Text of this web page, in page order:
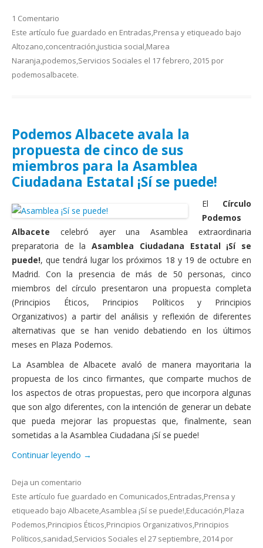
1 Comentario
Este artículo fue guardado en Entradas,Prensa y etiqueado bajo
Altozano,concentración,justicia social,Marea
Naranja,podemos,Servicios Sociales el 17 febrero, 2015 por
podemosalbacete.
Podemos Albacete avala la
propuesta de cinco de sus
miembros para la Asamblea
Ciudadana Estatal ¡Sí se puede!
El Círculo
Podemos
Albacete celebró ayer una Asamblea extraordinaria
preparatoria de laAsamblea Ciudadana Estatal ¡Sí se
puede!, que tendrá lugar los próximos 18 y 19 de octubre en
Madrid. Con la presencia de más de 50 personas, cinco
miembros del círculo presentaron una propuesta completa
(Principios Éticos, Principios Políticos y Principios
Organizativos) a partir del análisis y reflexión de diferentes
alternativas que se han venido debatiendo en los últimos
meses en Plaza Podemos.
La Asamblea de Albacete avaló de manera mayoritaria la
propuesta de los cinco firmantes, que comparte muchos de
los aspectos de otras propuestas, pero que incorpora algunas
que son algo diferentes, con la intención de generar un debate
que pueda mejorar las propuestas que, finalmente, sean
sometidas a la Asamblea Ciudadana ¡Sí se puede!
Continuar leyendo →
Deja un comentario
Este artículo fue guardado en Comunicados,Entradas,Prensa y
etiqueado bajo Albacete,Asamblea ¡Sí se puede!,Educación,Plaza
Podemos,Principios Éticos,Principios Organizativos,Principios
Políticos,sanidad,Servicios Sociales el 27 septiembre, 2014por